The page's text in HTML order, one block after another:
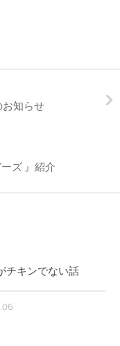
お知らせ
ズ 』紹介
チキンでない話